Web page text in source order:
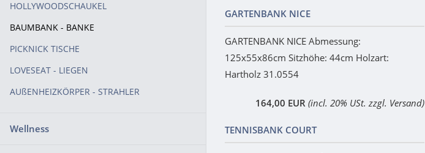
HOLLYWOODSCHAUKEL
BAUMBANK - BANKE
PICKNICK TISCHE
LOVESEAT - LIEGEN
AUßENHEIZKÖRPER - STRAHLER
Wellness
GARTENBANK NICE
GARTENBANK NICE Abmessung:
125x55x86cm Sitzhöhe: 44cm Holzart:
Hartholz 31.0554
164,00 EUR (incl. 20% USt. zzgl. Versand)
TENNISBANK COURT